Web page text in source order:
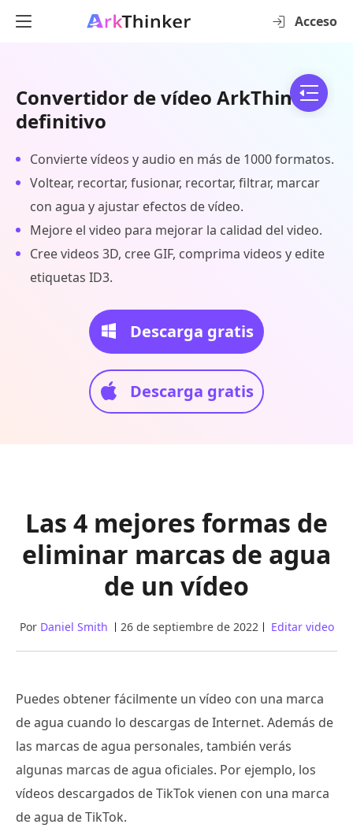
Acceso
Convertidor de vídeo ArkThinker
definitivo
Convierte vídeos y audio en más de 1000 formatos.
Voltear, recortar, fusionar, recortar, filtrar, marcar
con agua y ajustar efectos de vídeo.
Mejore el video para mejorar la calidad del video.
Cree videos 3D, cree GIF, comprima videos y edite
etiquetas ID3.
Descarga gratis
Descarga gratis
Las 4 mejores formas de
eliminar marcas de agua
de un vídeo
Por Daniel Smith 26 de septiembre de 2022 Editar video
Puedes obtener fácilmente un vídeo con una marca
de agua cuando lo descargas de Internet. Además de
las marcas de agua personales, también verás
algunas marcas de agua oficiales. Por ejemplo, los
vídeos descargados de TikTok vienen con una marca
de agua de TikTok.